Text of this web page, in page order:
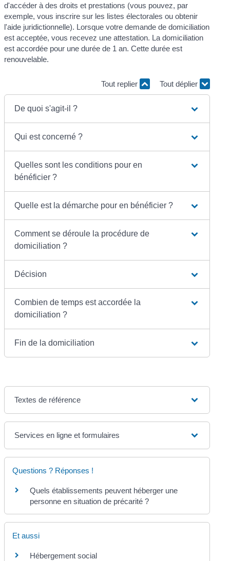
d'accéder à des droits et prestations (vous pouvez, par
exemple, vous inscrire sur les listes électorales ou obtenir
l'aide juridictionnelle). Lorsque votre demande de domiciliation
est acceptée, vous recevez une attestation. La domiciliation
est accordée pour une durée de 1 an. Cette durée est
renouvelable.
Tout replier Tout déplier
De quoi s'agit-il ?
Qui est concerné ?
Quelles sont les conditions pour en
bénéficier ?
Quelle est la démarche pour en bénéficier ?
Comment se déroule la procédure de
domiciliation ?
Décision
Combien de temps est accordée la
domiciliation ?
Fin de la domiciliation
Textes de référence
Services en ligne et formulaires
Questions ? Réponses !
Quels établissements peuvent héberger une
personne en situation de précarité ?
Et aussi
Hébergement social